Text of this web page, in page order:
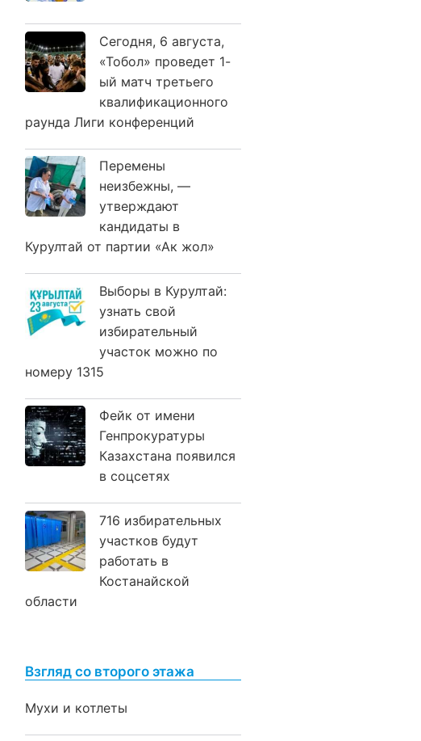
Сегодня, 6 августа,
«Тобол» проведет 1-
ый матч третьего
квалификационного
раунда Лиги конференций
Перемены
неизбежны, —
утверждают
кандидаты в
Курултай от партии «Ак жол»
Выборы в Курултай:
узнать свой
избирательный
участок можно по
номеру 1315
Фейк от имени
Генпрокуратуры
Казахстана появился
в соцсетях
716 избирательных
участков будут
работать в
Костанайской
области
Взгляд со второго этажа
Мухи и котлеты